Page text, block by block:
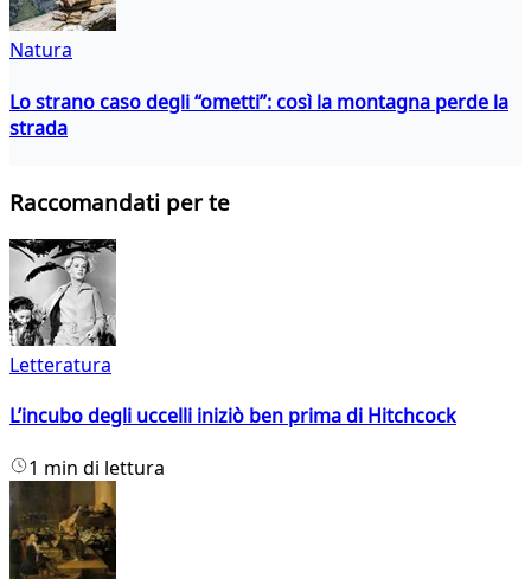
Natura
Lo strano caso degli “ometti”: così la montagna perde la
strada
Raccomandati per te
Letteratura
L’incubo degli uccelli iniziò ben prima di Hitchcock
1 min di lettura